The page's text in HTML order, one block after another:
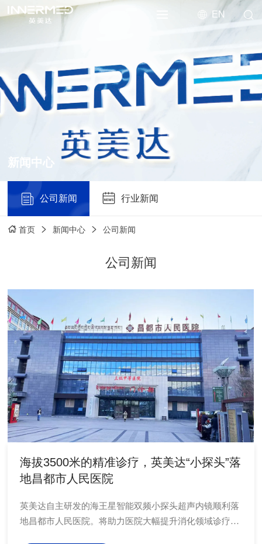
EN
新闻中心
公司新闻 行业新闻
首页 新闻中心 公司新闻
公司新闻
海拔3500米的精准诊疗，英美达“小探头”落
地昌都市人民医院
英美达自主研发的海王星智能双频小探头超声内镜顺利落
地昌都市人民医院。将助力医院大幅提升消化领域诊疗水